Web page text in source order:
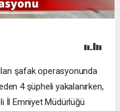
şafak operasyonunda
4 şüpheli yakalanırken,
İl Emniyet Müdürlüğü